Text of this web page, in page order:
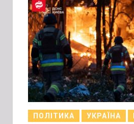
ПОЛІТИКА УКРАЇНА